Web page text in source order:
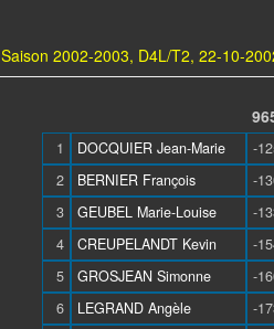
Saison 2002-2003, D4L/T2, 22-10-
1 DOCQUIER Jean-Marie -
2
BERNIER François -
3
GEUBEL Marie-Louise -
4
CREUPELANDT Kevin -
5
GROSJEAN Simonne -
6
LEGRAND Angèle -